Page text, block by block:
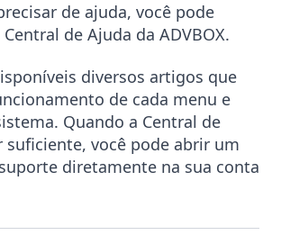
de ajuda, você pode
de Ajuda da ADVBOX.
diversos artigos que
de cada menu e
Quando a Central de
suficiente, você pode abrir um
diretamente na sua conta